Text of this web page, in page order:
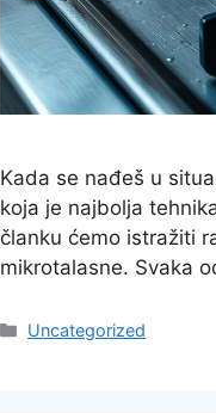
Kada se nađeš u
koja je najbolja
članku ćemo istražiti
mikrotalasne. Svaka
Categories
Uncategorized